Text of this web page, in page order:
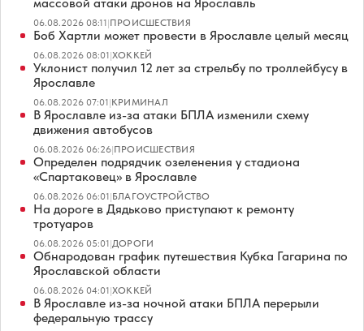
06.08.2026 08:11|ПРОИСШЕСТВИЯ
Боб Хартли может провести в Ярославле целый месяц
06.08.2026 08:01|ХОККЕЙ
Уклонист получил 12 лет за стрельбу по троллейбусу в
Ярославле
06.08.2026 07:01|КРИМИНАЛ
В Ярославле из-за атаки БПЛА изменили схему
движения автобусов
06.08.2026 06:26|ПРОИСШЕСТВИЯ
Определен подрядчик озеленения у стадиона
«Спартаковец» в Ярославле
06.08.2026 06:01|БЛАГОУСТРОЙСТВО
На дороге в Дядьково приступают к ремонту
тротуаров
06.08.2026 05:01|ДОРОГИ
Обнародован график путешествия Кубка Гагарина по
Ярославской области
06.08.2026 04:01|ХОККЕЙ
В Ярославле из-за ночной атаки БПЛА перерыли
федеральную трассу